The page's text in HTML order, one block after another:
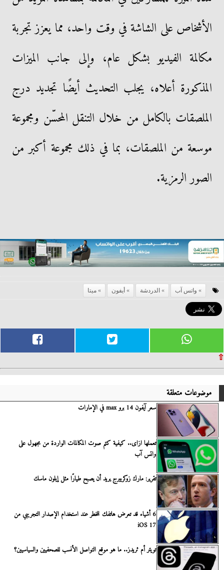
الأشخاص على الشاشة في وقت واحد، مما يعزز تجربة
مكالمة الفيديو بشكل عام، وإلى جانب الميزات
المذكورة أعلاه، يجلب التحديث أيضًا تجديد درج
الملصقات بالكامل من خلال التنقل المحسّن ومجموعة
موسعة من الملصقات، بما في ذلك مجموعة أكبر من
الصور الرمزية.
واتس آب الدردشة أيفون ميتا
⇧
موضوعات متعلقة
سعر آيفون 14 برو max في الإمارات
تعملها ازاى.. كيفية كتم صوت المكالمات الواردة من مجهول على
واتس آب
تقرير: مارك زوكربيرج يريد أن يصبح طيارًا مثل إيلون ماسك
6 أشياء قد تعرض هاتفك للخطر عند استخدام الإصدار التجريبي من
iOS 17
تويتر أم ثريدز.. ما هو موقع التواصل الأنسب للصحفيين والسياسيين؟